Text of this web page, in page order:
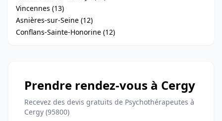
Vincennes (13)
Asnières-sur-Seine (12)
Conflans-Sainte-Honorine (12)
Prendre rendez-vous à Cergy
Recevez des devis gratuits de Psychothérapeutes à
Cergy (95800)